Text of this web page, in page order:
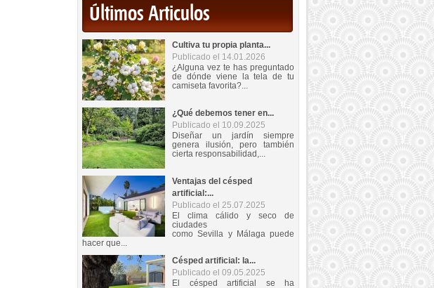
Últimos Articulos
Cultiva tu propia planta...
Publicado el 14.01.2026
¿Alguna vez te has preguntado
de dónde viene la tela de tu
camiseta favorita?...
¿Qué debemos tener en...
Publicado el 10.09.2025
Diseñar un jardín siempre
genera ilusión, pero también
cierta responsabilidad,...
Ventajas del césped
artificial:...
Publicado el 25.07.2025
El clima cálido y seco de
ciudades
como Sevilla y Málaga puede
hacer que...
Césped artificial: la...
Publicado el 09.05.2025
El césped artificial se ha